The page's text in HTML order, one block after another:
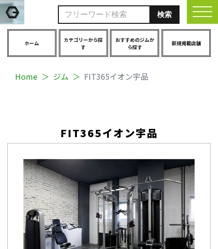
ホーム
カテゴリーから探
す
おすすめのジムか
ら探す
新規掲載店舗
Home ジム FIT365イオン宇品
FIT365イオン宇品